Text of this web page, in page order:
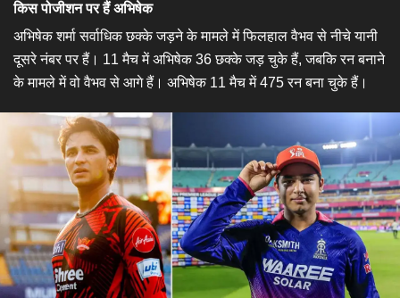
किस पोजीशन पर हैं अभिषेक
अभिषेक शर्मा सर्वाधिक छक्के जड़ने के मामले में फिलहाल वैभव से नीचे यानी
दूसरे नंबर पर हैं। 11 मैच में अभिषेक 36 छक्के जड़ चुके हैं, जबकि रन बनाने
के मामले में वो वैभव से आगे हैं। अभिषेक 11 मैच में 475 रन बना चुके हैं।